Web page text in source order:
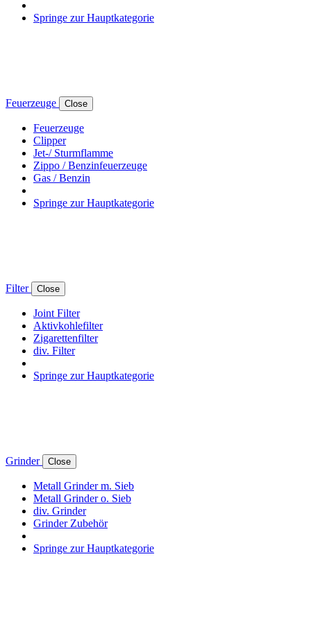
Springe zur Hauptkategorie
Feuerzeuge Close
Feuerzeuge
Clipper
Jet-/ Sturmflamme
Zippo / Benzinfeuerzeuge
Gas / Benzin
Springe zur Hauptkategorie
Filter Close
Joint Filter
Aktivkohlefilter
Zigarettenfilter
div. Filter
Springe zur Hauptkategorie
Grinder Close
Metall Grinder m. Sieb
Metall Grinder o. Sieb
div. Grinder
Grinder Zubehör
Springe zur Hauptkategorie